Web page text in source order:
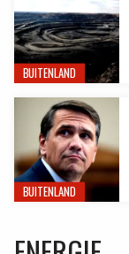
BUITENLAND
BUITENLAND